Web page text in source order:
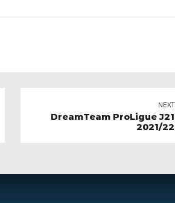
NEXT
DreamTeam ProLigue J21
2021/22